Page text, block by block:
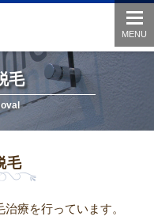
MENU
毛
毛
療を行っています。